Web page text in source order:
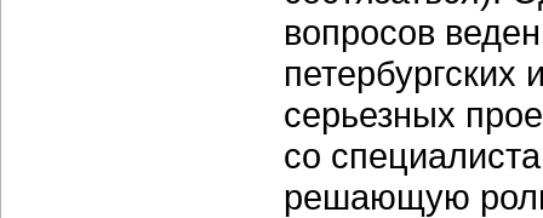
вопросов
серьезных
со
решающую